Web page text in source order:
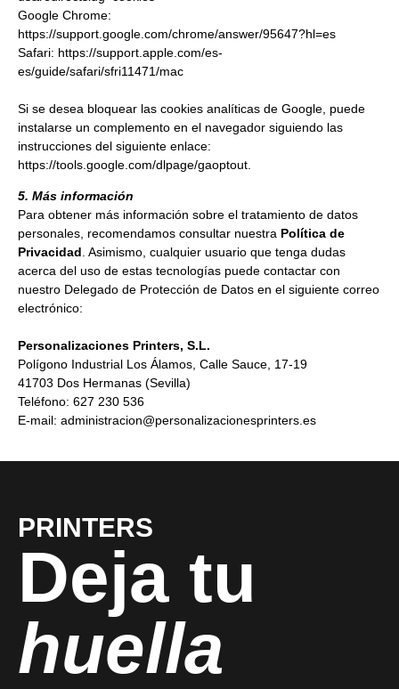
Google Chrome:
https://support.google.com/chrome/answer/95647?hl=es
Safari: https://support.apple.com/es-
es/guide/safari/sfri11471/mac
Si se desea bloquear las cookies analíticas de Google, puede
instalarse un complemento en el navegador siguiendo las
instrucciones del siguiente enlace:
https://tools.google.com/dlpage/gaoptout
5. Más información
Para obtener más información sobre el tratamiento de datos
personales, recomendamos consultar nuestra Política de
Privacidad. Asimismo, cualquier usuario que tenga dudas
acerca del uso de estas tecnologías puede contactar con
nuestro Delegado de Protección de Datos en el siguiente correo
electrónico:
Personalizaciones Printers, S.L.
Polígono Industrial Los Álamos, Calle Sauce, 17-19
41703 Dos Hermanas (Sevilla)
Teléfono: 627 230 536
E-mail: administracion@personalizacionesprinters.es
PRINTERS
Deja tu
huella